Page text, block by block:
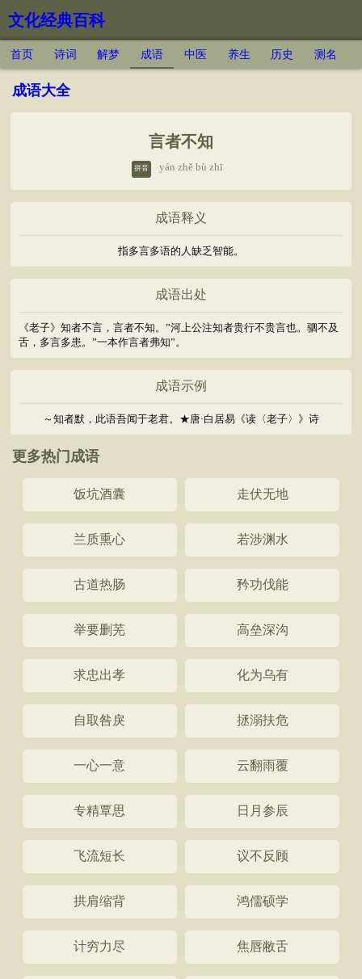
文化经典百科
首页 诗词 解梦 成语 中医 养生 历史 测名
成语大全
言者不知
拼音 yán zhě bù zhī
成语释义
指多言多语的人缺乏智能。
成语出处
《老子》知者不言，言者不知。”河上公注知者贵行不贵言也。驷不及
舌，多言多患。”一本作言者弗知”。
成语示例
～知者默，此语吾闻于老君。★唐·白居易《读〈老子〉》诗
更多热门成语
饭坑酒囊 走伏无地
兰质熏心 若涉渊水
古道热肠 矜功伐能
举要删芜 高垒深沟
求忠出孝 化为乌有
自取咎戾 拯溺扶危
一心一意 云翻雨覆
专精覃思 日月参辰
飞流短长 议不反顾
拱肩缩背 鸿儒硕学
计穷力尽 焦唇敝舌